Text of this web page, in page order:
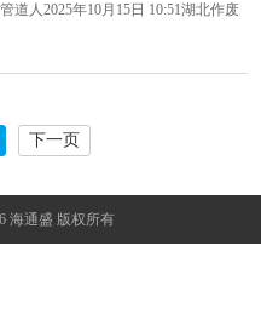
道人2025年10月15日 10:51湖北作废
下一页
海通盛 版权所有